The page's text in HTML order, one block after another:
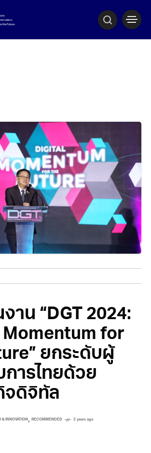
าน “DGT 2024:
for
ยกระดับผู้
การไทยด้วย
จดิจิทัล
& INNOVATION , RECOMMENDED 2 years ago